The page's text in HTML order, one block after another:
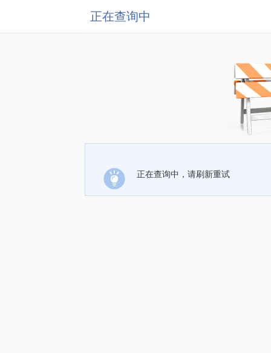
正在查询中
正在查询中，请刷新重试